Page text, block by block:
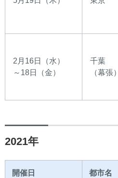
2月16日（水）
～18日（金）
千葉
（幕張）
2021年
開催日 都市名